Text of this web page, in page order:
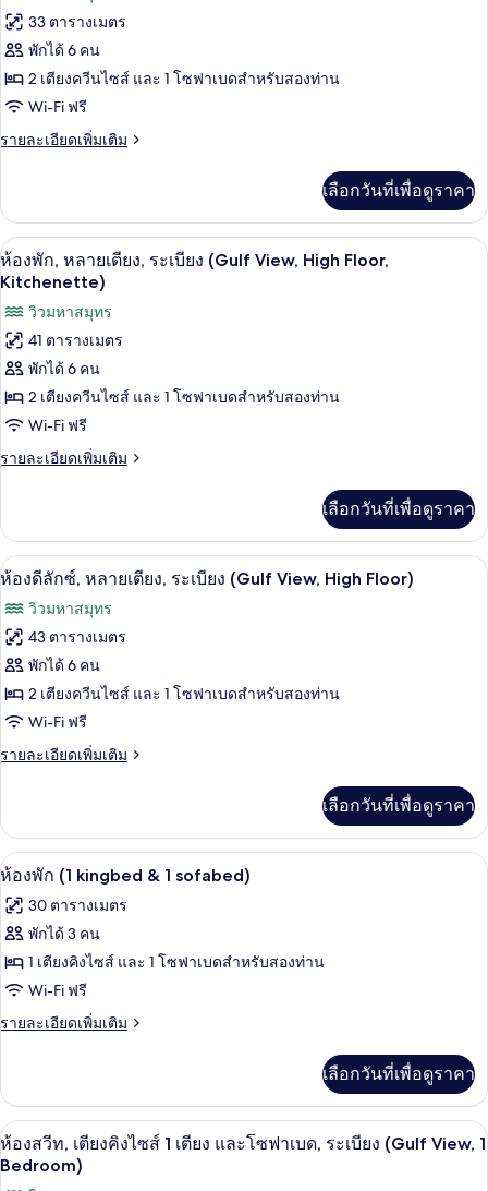
1
sofabed)
ครัว
(2
queenbed
&
sofabed)
ทั้งหมด
ของ
ห้อง
พัก,
หลาย
ระเบียง
(Gulf
View,
High
Floor)
33 ตารางเมตร
พักได้ 6 คน
2 เตียงควีนไซส์ และ 1 โซฟาเบดสำหรับสองท่าน
Wi-Fi ฟรี
รายละเอียดเพิ่มเติม
ราย
เกี่ยว
กับ
ห้อง
พัก,
เตียง,
ระเบียง
(Gulf
View,
High
เลือกวันที่เพื่อดูราคา
เปิด
ภาพถ่าย
ทั้งหมด
ของ
ห้อง
พัก,
เตียง,
(Gulf
View,
High
Floor,
Kitchenette)
7
ห้องพัก, หลายเตียง, ระเบียง (Gulf View, High Floor,
Kitchenette)
วิวมหาสมุทร
41 ตารางเมตร
พักได้ 6 คน
2 เตียงควีนไซส์ และ 1 โซฟาเบดสำหรับสองท่าน
Wi-Fi ฟรี
รายละเอียดเพิ่มเติม
ราย
เกี่ยว
กับ
ห้อง
หลาย
เตียง,
ระเบียง
(Gulf
View,
High
Floor,
Kitchenette)
เลือกวันที่เพื่อดูราคา
เปิด
ภาพถ่าย
ทั้งหมด
ของ
ห้อง
ดี
ลัก
หลาย
เตียง,
ระเบียง
(Gulf
View,
High
Floor)
ตู้นิรภัยในห้องพัก, โต๊ะทำงาน, พื้นที่ท
7
ห้องดีลักซ์, หลายเตียง, ระเบียง (Gulf View, High Floor)
วิวมหาสมุทร
43 ตารางเมตร
พักได้ 6 คน
2 เตียงควีนไซส์ และ 1 โซฟาเบดสำหรับสองท่าน
Wi-Fi ฟรี
รายละเอียดเพิ่มเติม
ราย
เกี่ยว
กับ
ห้อง
ลัก
ซ์,
เตียง,
ระเบียง
View,
เลือกวันที่เพื่อดูราคา
เปิด
ภาพถ่าย
ทั้งหมด
ของ
ห้อง
พัก
&
1
sofabed)
ตู้นิรภัยในห้องพัก, โต๊ะทำงาน, พื้นที่ท
5
ห้องพัก (1 kingbed & 1 sofabed)
30 ตารางเมตร
พักได้ 3 คน
1 เตียงคิงไซส์ และ 1 โซฟาเบดสำหรับสองท่าน
Wi-Fi ฟรี
รายละเอียดเพิ่มเติม
ราย
เกี่ยว
กับ
ห้อง
พัก
เลือกวันที่เพื่อดูราคา
เปิด
ภาพถ่าย
ห้องสวีท, เตียงคิงไซส์ 1 เตียง และโซ
8
ห้องสวีท, เตียงคิงไซส์ 1 เตียง และโซฟาเบด, ระเบียง (Gulf View, 1
Bedroom)